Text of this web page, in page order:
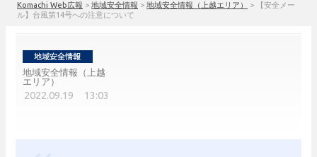
Komachi Web広報 > 地域安全情報 > 地域安全情報（上越エリア） >
【安全メー
ル】台風第14号への注意について
地域安全情報（上越
エリア）
2022.09.19 13:03